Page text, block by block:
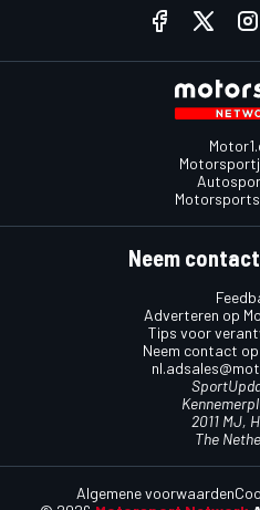
Neem
Adverteren op
Tips voor
Neem contact
2011 MJ,
The
Algemene voorwaarden